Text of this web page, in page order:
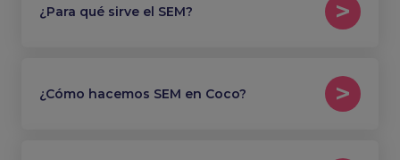
¿Para qué sirve el SEM?
¿Cómo hacemos SEM en Coco?